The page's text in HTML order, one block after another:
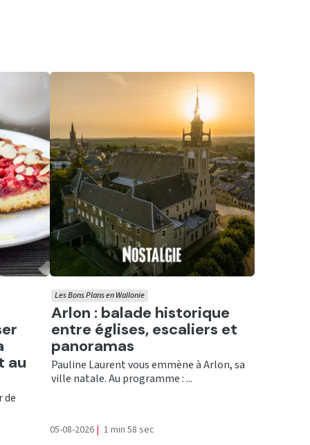
au
de
Ecouter
Arlon : balade historique
entre églises, escaliers et
panoramas
Les Bons Plans en Wallonie
Pauline Laurent vous emmène à Arlon, sa
ville natale. Au programme : ...
05-08-2026 | 1 min 58 sec